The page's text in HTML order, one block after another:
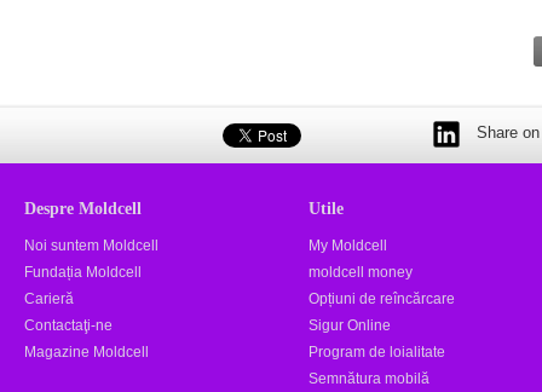
Share
Despre Moldcell
Noi suntem Moldcell
Fundația Moldcell
Carieră
Contactaţi-ne
Magazine Moldcell
Utile
My Moldcell
moldcell money
Opțiuni de reîncărcare
Sigur Online
Program de loialitate
Semnătura mobilă